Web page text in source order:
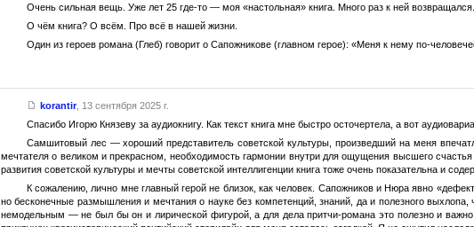
Очень сильная вещь. Уже лет 25 где-то — моя «настольная» книга. Много раз к ней возвращался.
О чём книга? О всём. Про всё в нашей жизни.
Один из героев романа (Глеб) говорит о Сапожникове (главном герое): «Меня к нему по-
korantir, 13 сентября 2025 г.
Спасибо Игорю Князеву за аудиокнигу. Как текст книга мне быстро осточертела, а вот
Самшитовый лес — хороший представитель советской культуры, произведший на меня
мечтателя о великом и прекрасном, необходимость гармонии внутри для ощущения высшего
развития советской культуры и мечты советской интеллигенции книга тоже очень показательна и
К сожалению, лично мне главный герой не близок, как человек. Сапожников и Нюра явно
но бесконечные размышления и мечтания о науке без компетенций, знаний, да и полезного
немодельным — не был бы он и лирической фигурой, а для дела притчи-романа это полезно и